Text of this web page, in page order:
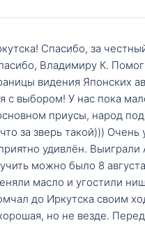
Спасибо, за
Владимиру К. Помог
видения Японских
с выбором! У нас пока
приусы, народ
за зверь такой))) Очень
удивлён. Выиграли
можно было 8
масло и угостили
до Иркутска своим
но не везде. Перед